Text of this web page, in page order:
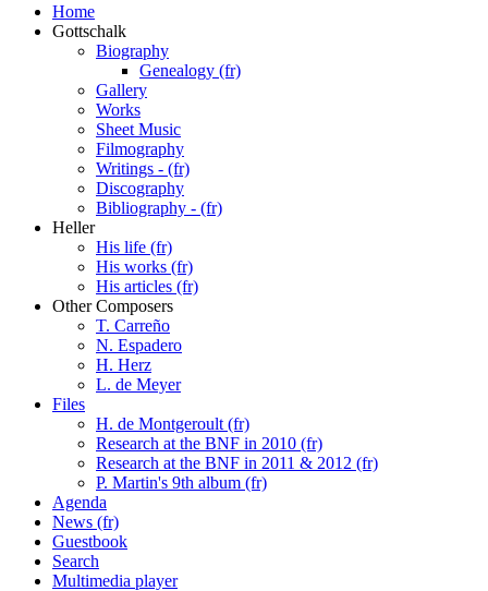
Home
Gottschalk
Biography
Genealogy (fr)
Gallery
Works
Sheet Music
Filmography
Writings - (fr)
Discography
Bibliography - (fr)
Heller
His life (fr)
His works (fr)
His articles (fr)
Other Composers
T. Carreño
N. Espadero
H. Herz
L. de Meyer
Files
H. de Montgeroult (fr)
Research at the BNF in 2010 (fr)
Research at the BNF in 2011 & 2012 (fr)
P. Martin's 9th album (fr)
Agenda
News (fr)
Guestbook
Search
Multimedia player